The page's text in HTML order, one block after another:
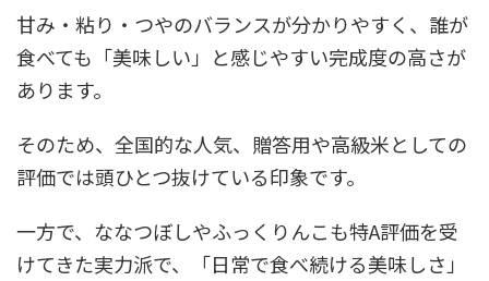
甘み・粘り・つやのバランスが分かりやすく、誰が
食べても「美味しい」と感じやすい完成度の高さが
あります。
そのため、全国的な人気、贈答用や高級米としての
評価では頭ひとつ抜けている印象です。
一方で、ななつぼしやふっくりんこも特A評価を受
けてきた実力派で、「日常で食べ続ける美味しさ」